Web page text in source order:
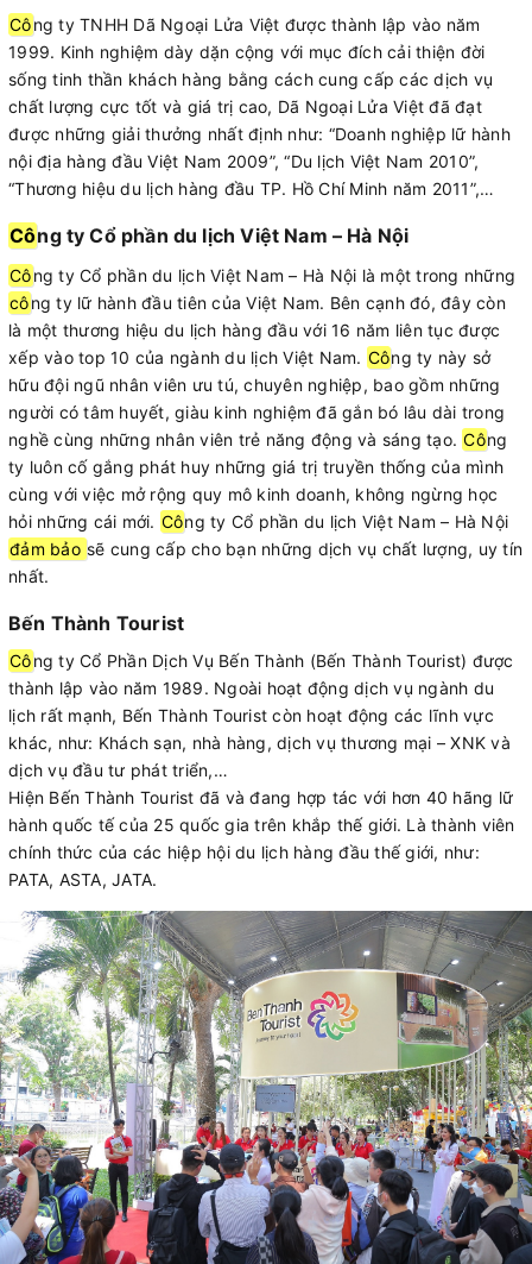
Công ty TNHH Dã Ngoại Lửa Việt được thành lập vào năm
1999. Kinh nghiệm dày dặn cộng với mục đích cải thiện đời
sống tinh thần khách hàng bằng cách cung cấp các dịch vụ
chất lượng cực tốt và giá trị cao, Dã Ngoại Lửa Việt đã đạt
được những giải thưởng nhất định như: “Doanh nghiệp lữ hành
nội địa hàng đầu Việt Nam 2009”, “Du lịch Việt Nam 2010”,
“Thương hiệu du lịch hàng đầu TP. Hồ Chí Minh năm 2011”,…
Công ty Cổ phần du lịch Việt Nam – Hà Nội
Công ty Cổ phần du lịch Việt Nam – Hà Nội là một trong những
công ty lữ hành đầu tiên của Việt Nam. Bên cạnh đó, đây còn
là một thương hiệu du lịch hàng đầu với 16 năm liên tục được
xếp vào top 10 của ngành du lịch Việt Nam. Công ty này sở
hữu đội ngũ nhân viên ưu tú, chuyên nghiệp, bao gồm những
người có tâm huyết, giàu kinh nghiệm đã gắn bó lâu dài trong
nghề cùng những nhân viên trẻ năng động và sáng tạo. Công
ty luôn cố gắng phát huy những giá trị truyền thống của mình
cùng với việc mở rộng quy mô kinh doanh, không ngừng học
hỏi những cái mới. Công ty Cổ phần du lịch Việt Nam – Hà Nội
đảm bảo sẽ cung cấp cho bạn những dịch vụ chất lượng, uy tín
nhất.
Bến Thành Tourist
Công ty Cổ Phần Dịch Vụ Bến Thành (Bến Thành Tourist) được
thành lập vào năm 1989. Ngoài hoạt động dịch vụ ngành du
lịch rất mạnh, Bến Thành Tourist còn hoạt động các lĩnh vực
khác, như: Khách sạn, nhà hàng, dịch vụ thương mại – XNK và
dịch vụ đầu tư phát triển,…
Hiện Bến Thành Tourist đã và đang hợp tác với hơn 40 hãng lữ
hành quốc tế của 25 quốc gia trên khắp thế giới. Là thành viên
chính thức của các hiệp hội du lịch hàng đầu thế giới, như:
PATA, ASTA, JATA.